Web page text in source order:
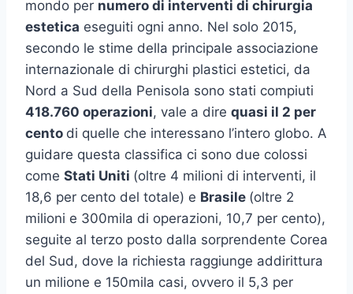
mondo per numero di interventi di chirurgia
estetica eseguiti ogni anno. Nel solo 2015,
secondo le stime della principale associazione
internazionale di chirurghi plastici estetici, da
Nord a Sud della Penisola sono stati compiuti
418.760 operazioni, vale a dire quasi il 2 per
cento di quelle che interessano l’intero globo. A
guidare questa classifica ci sono due colossi
come Stati Uniti (oltre 4 milioni di interventi, il
18,6 per cento del totale) e Brasile (oltre 2
milioni e 300mila di operazioni, 10,7 per cento),
seguite al terzo posto dalla sorprendente Corea
del Sud, dove la richiesta raggiunge addirittura
un milione e 150mila casi, ovvero il 5,3 per